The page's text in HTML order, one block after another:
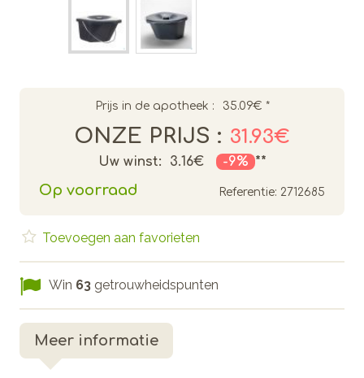
Prijs in de apotheek : 35.09€ *
ONZE PRIJS : 31.93€
Uw winst: 3.16€ -9% **
Op voorraad Referentie: 2712685
Toevoegen aan favorieten
Win 63 getrouwheidspunten
Meer informatie